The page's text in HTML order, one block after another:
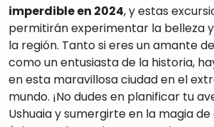
imperdible en 2024, y estas
permitirán experimentar la belleza
la región. Tanto si eres un amante
como un entusiasta de la historia,
en esta maravillosa ciudad en el
mundo. ¡No dudes en planificar tu
Ushuaia y sumergirte en la magia